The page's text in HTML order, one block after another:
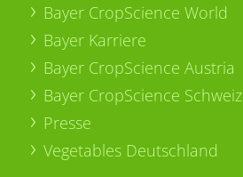
Bayer CropScience World
Bayer Karriere
Bayer CropScience Austria
Bayer CropScience Schweiz
Presse
Vegetables Deutschland